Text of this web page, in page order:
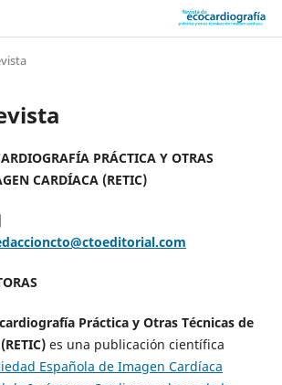
PRÁCTICA Y OTRAS
CARDÍACA (RETIC)
Práctica y Otras Técnicas de
es una publicación científica
Española de Imagen Cardíaca